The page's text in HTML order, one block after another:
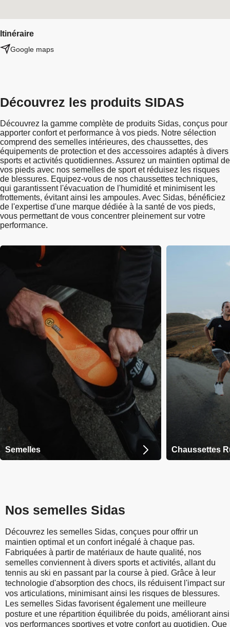
Itinéraire
Google maps
Découvrez les produits SIDAS
Découvrez la gamme complète de produits Sidas, conçus pour
apporter confort et performance à vos pieds. Notre sélection
comprend des semelles intérieures, des chaussettes, des
équipements de protection et des accessoires adaptés à divers
sports et activités quotidiennes. Assurez un maintien optimal de
vos pieds avec nos semelles de sport et réduisez les risques
de blessures. Equipez-vous de nos chaussettes techniques,
qui garantissent l'évacuation de l'humidité et minimisent les
frottements, évitant ainsi les ampoules. Avec Sidas, bénéficiez
de l'expertise d'une marque dédiée à la santé de vos pieds,
vous permettant de vous concentrer pleinement sur votre
performance.
Semelles Chaussettes
Nos semelles Sidas
Découvrez les semelles Sidas, conçues pour offrir un
maintien optimal et un confort inégalé à chaque pas.
Fabriquées à partir de matériaux de haute qualité, nos
semelles conviennent à divers sports et activités, allant du
tennis au ski en passant par la course à pied. Grâce à leur
technologie d'absorption des chocs, ils réduisent l'impact sur
vos articulations, minimisant ainsi les risques de blessures.
Les semelles Sidas favorisent également une meilleure
posture et une répartition équilibrée du poids, améliorant ainsi
vos performances sportives et votre confort au quotidien. Que